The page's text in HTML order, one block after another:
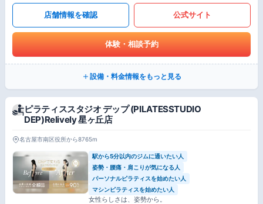
店舗情報を確認 公式サイト
体験・相談予約
設備・料金情報をもっと見る
ピラティススタジオ デップ (PILATESSTUDIO
DEP)Relively 星ヶ丘店
名古屋市南区役所から8765m
駅から5分以内のジムに通いたい人
姿勢・腰痛・肩こりが気になる人
パーソナルピラティスを始めたい人
マシンピラティスを始めたい人
女性らしさは、姿勢から。